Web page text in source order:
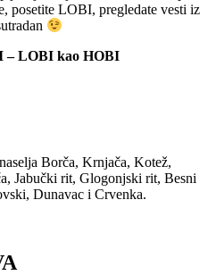
posetite LOBI, pregledate vesti iz
– LOBI kao HOBI
Borča, Krnjača, Kotež,
Jabučki rit, Glogonjski rit, Besni
Dunavac i Crvenka.